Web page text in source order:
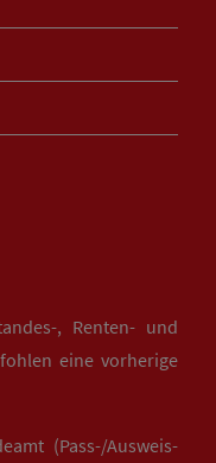
, Renten- und
eine vorherige
(Pass-/Ausweis-